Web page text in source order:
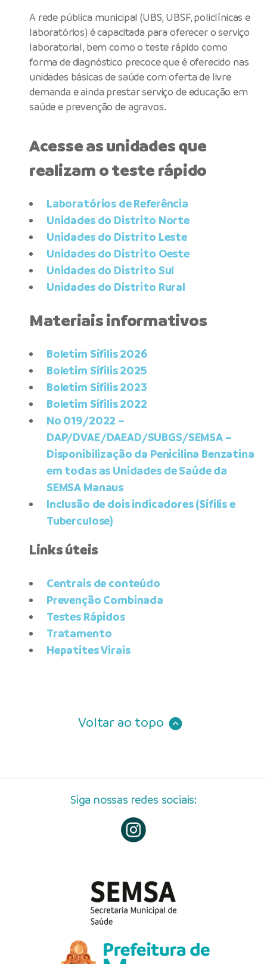
A rede pública municipal (UBS, UBSF, policlínicas e
laboratórios) é capacitada para oferecer o serviço
laboratorial, bem como o teste rápido como
forma de diagnóstico precoce que é oferecido nas
unidades básicas de saúde com oferta de livre
demanda e ainda prestar serviço de educação em
saúde e prevenção de agravos.
Acesse as unidades que
realizam o teste rápido
Laboratórios de Referência
Unidades do Distrito Norte
Unidades do Distrito Leste
Unidades do Distrito Oeste
Unidades do Distrito Sul
Unidades do Distrito Rural
Materiais informativos
Boletim Sífilis 2026
Boletim Sífilis 2025
Boletim Sífilis 2023
Boletim Sífilis 2022
No 019/2022 –
DAP/DVAE/DAEAD/SUBGS/SEMSA –
Disponibilização da Penicilina Benzatina
em todas as Unidades de Saúde da
SEMSA Manaus
Inclusão de dois indicadores (Sífilis e
Tuberculose)
Links úteis
Centrais de conteúdo
Prevenção Combinada
Testes Rápidos
Tratamento
Hepatites Virais
Voltar ao topo
Siga nossas redes sociais: